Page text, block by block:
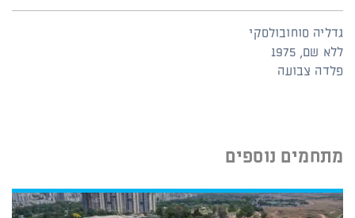
גדליה סוחובולסקי
ללא שם, 1975
פלדה צבועה
מתחמים נוספים